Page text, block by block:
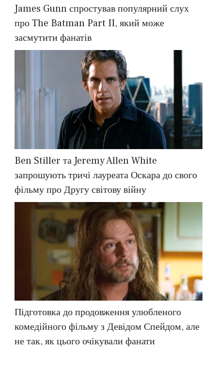
James Gunn спростував популярний слух
про The Batman Part II, який може
засмутити фанатів
Ben Stiller та Jeremy Allen White
запрошують тричі лауреата Оскара до свого
фільму про Другу світову війну
Підготовка до продовження улюбленого
комедійного фільму з Девідом Спейдом, але
не так, як цього очікували фанати